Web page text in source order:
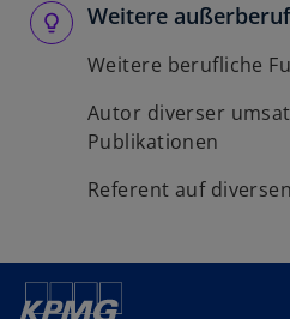
Weitere
Weitere berufliche
Autor diverser
Publikationen
Referent auf